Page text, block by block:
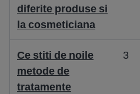
diferite produse si
la cosmeticiana
Ce stiti de noile
metode de
tratamente
3